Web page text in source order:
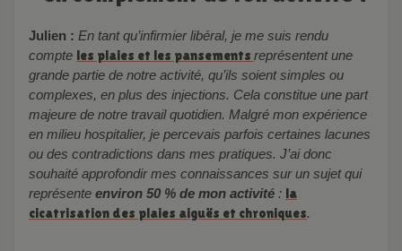
Julien : En tant qu’infirmier libéral, je me suis rendu
compte les plaies et les pansements représentent une
grande partie de notre activité, qu’ils soient simples ou
complexes, en plus des injections. Cela constitue une part
majeure de notre travail quotidien. Malgré mon expérience
en milieu hospitalier, je percevais parfois certaines lacunes
ou des contradictions dans mes pratiques. J’ai donc
souhaité approfondir mes connaissances sur un sujet qui
représente environ 50 % de mon activité : la
cicatrisation des plaies aiguës et chroniques.